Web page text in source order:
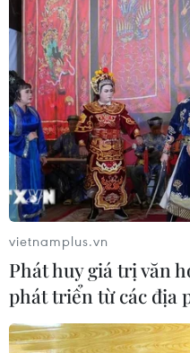
Nga sẽ đưa chiến
vực Địa Trung Hải
02/04/2016 23:46
Tàu sân bay Đô đốc
phía Đông Địa Trung Hải
chiến đấu cơ Sukhoi Su-
29K/KUB.
vietnamplus.vn
Phát huy giá trị văn
phát triển từ các địa